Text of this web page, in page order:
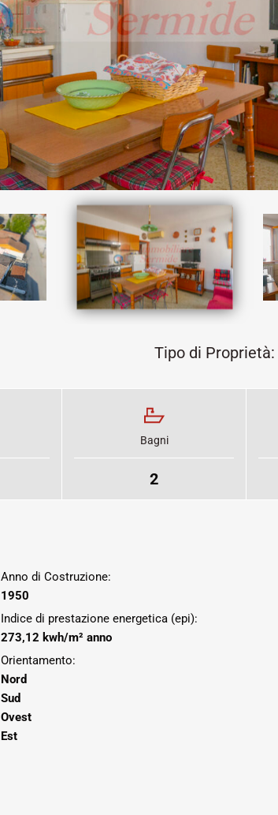
Tipo di Proprietà:
Bagni
2
Anno di Costruzione:
1950
Indice di prestazione energetica (epi):
273,12 kwh/m² anno
Orientamento:
Nord
Sud
Ovest
Est